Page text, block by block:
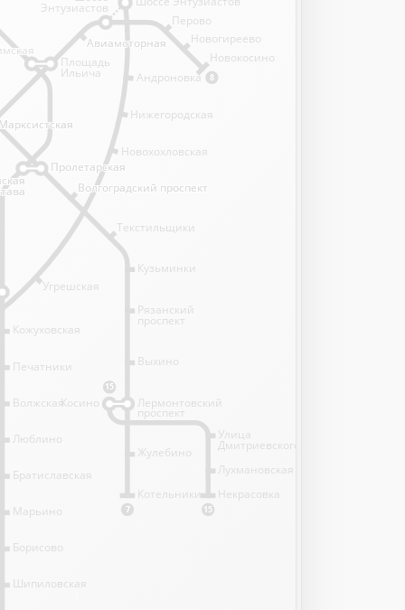
8
7 15
15
Андроновка
Нижегородская
Новохохловская
Угрешская
Текстильщики
Кузьминки
Рязанский
проспект
Выхино
Лермонтовский
проспект
Жулебино
Котельники
Кожуховская
Печатники
Волжская
Люблино
Братиславская
Марьино
Борисово
Шипиловская
Перово
Новогиреево
Новокосино
Площадь
Ильича
Пролетарская
Пролетарская
Волгоградский проспект
Волгоградский проспект
Авиамоторная
Авиамоторная
Энтузиастов
Улица
Дмитриевского
Лухмановская
Некрасовка
Косино